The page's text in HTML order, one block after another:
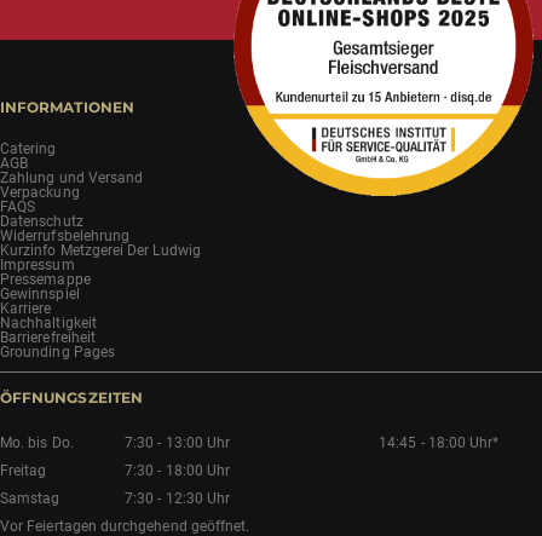
INFORMATIONEN
Catering
AGB
Zahlung und Versand
Verpackung
FAQS
Datenschutz
Widerrufsbelehrung
Kurzinfo Metzgerei Der Ludwig
Impressum
Pressemappe
Gewinnspiel
Karriere
Nachhaltigkeit
Barrierefreiheit
Grounding Pages
ÖFFNUNGSZEITEN
Mo. bis Do. 7:30 - 13:00 Uhr
14:45 - 18:00 Uhr*
Freitag
7:30 - 18:00 Uhr
Samstag
7:30 - 12:30 Uhr
Vor Feiertagen durchgehend geöffnet.